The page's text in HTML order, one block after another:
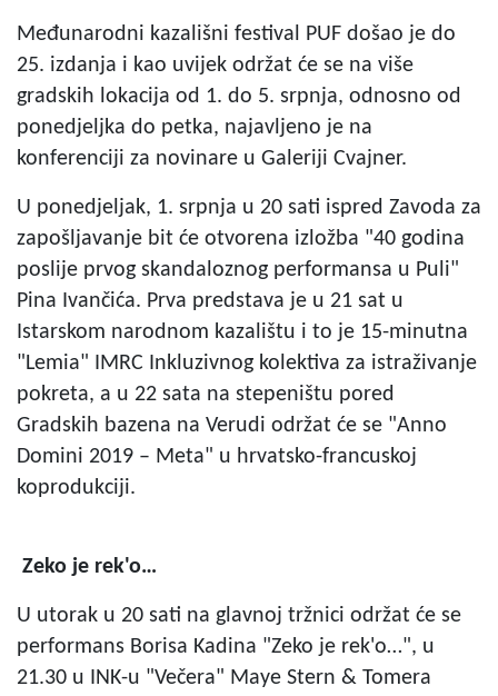
Međunarodni kazališni festival PUF došao je do
25. izdanja i kao uvijek održat će se na više
gradskih lokacija od 1. do 5. srpnja, odnosno od
ponedjeljka do petka, najavljeno je na
konferenciji za novinare u Galeriji Cvajner.
U ponedjeljak, 1. srpnja u 20 sati ispred Zavoda za
zapošljavanje bit će otvorena izložba "40 godina
poslije prvog skandaloznog performansa u Puli"
Pina Ivančića. Prva predstava je u 21 sat u
Istarskom narodnom kazalištu i to je 15-minutna
"Lemia" IMRC Inkluzivnog kolektiva za istraživanje
pokreta, a u 22 sata na stepeništu pored
Gradskih bazena na Verudi održat će se "Anno
Domini 2019 – Meta" u hrvatsko-francuskoj
koprodukciji.
Zeko je rek'o…
U utorak u 20 sati na glavnoj tržnici održat će se
performans Borisa Kadina "Zeko je rek'o…", u
21.30 u INK-u "Večera" Maye Stern & Tomera